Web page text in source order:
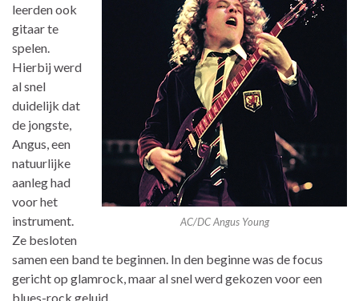
AC/DC Angus Young
leerden ook
gitaar te
spelen.
Hierbij werd
al snel
duidelijk dat
de jongste,
Angus, een
natuurlijke
aanleg had
voor het
instrument.
Ze besloten
samen een band te beginnen. In den beginne was de focus
gericht op glamrock, maar al snel werd gekozen voor een
blues-rock geluid.